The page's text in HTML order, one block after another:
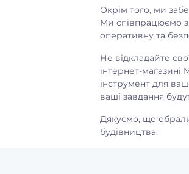
в наявності
L-Таурин
капс. -
зору, печінки
Код товару: 95186
0
Окрім того, ми
Ми співпрацюємо
оперативну та
Не відкладайте
інтернет-
інструмент для
ваші завдання
Дякуємо, що
будівництва.